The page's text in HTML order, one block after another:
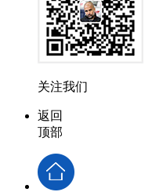
关注我们
返回
顶部